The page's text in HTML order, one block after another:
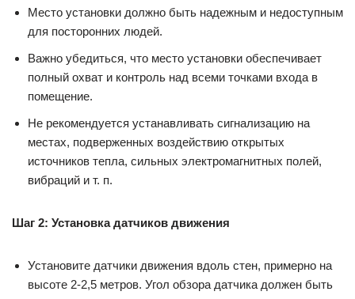
Место установки должно быть надежным и недоступным
для посторонних людей.
Важно убедиться, что место установки обеспечивает
полный охват и контроль над всеми точками входа в
помещение.
Не рекомендуется устанавливать сигнализацию на
местах, подверженных воздействию открытых
источников тепла, сильных электромагнитных полей,
вибраций и т. п.
Шаг 2: Установка датчиков движения
Установите датчики движения вдоль стен, примерно на
высоте 2-2,5 метров. Угол обзора датчика должен быть